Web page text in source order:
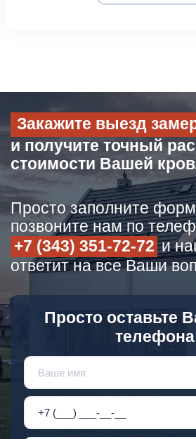
Закажите выезд
и получите точный
стоимости Вашей
Просто заполните
позвоните нам по
+7 (343) 351-72-72 и
ответит на все Ваши
Просто оставьте